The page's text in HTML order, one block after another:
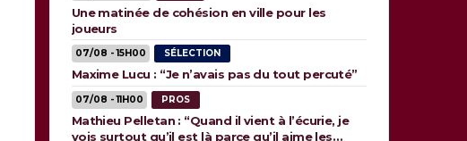
Une matinée de cohésion en ville pour les
joueurs
07/08 - 15H00 SÉLECTION
Maxime Lucu : “Je n’avais pas du tout percuté”
07/08 - 11H00 PROS
Mathieu Pelletan : “Quand il vient à l’écurie, je
vois surtout qu’il est là parce qu’il aime les